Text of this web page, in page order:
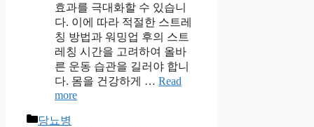
효과를 극대화할 수 있습니
다. 이에 따라 적절한 스트레
칭 방법과 워밍업 후의 스트
레칭 시간을 고려하여 올바
른 운동 습관을 길러야 합니
다. 몸을 건강하게 … Read
more
Categories
당뇨병